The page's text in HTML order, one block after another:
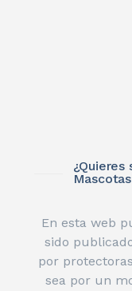
¿Quieres
En esta web
sido
por
sea por un